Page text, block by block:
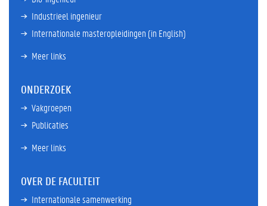
Industrieel ingenieur
Internationale masteropleidingen (in English)
Meer links
ONDERZOEK
Vakgroepen
Publicaties
Meer links
OVER DE FACULTEIT
Internationale samenwerking